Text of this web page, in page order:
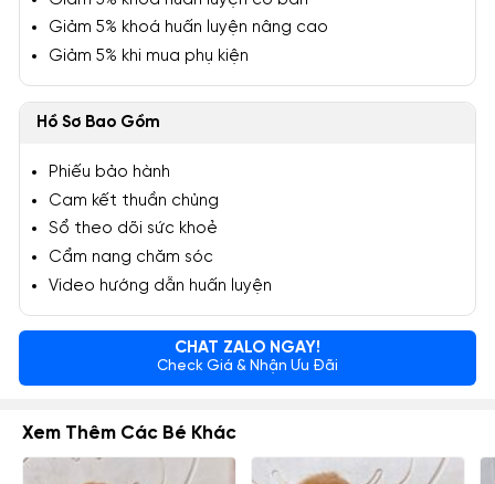
Giảm 5% khoá huấn luyện nâng cao
Giảm 5% khi mua phụ kiện
Hồ Sơ Bao Gồm
Phiếu bảo hành
Cam kết thuần chủng
Sổ theo dõi sức khoẻ
Cẩm nang chăm sóc
Video hướng dẫn huấn luyện
CHAT ZALO NGAY!
Check Giá & Nhận Ưu Đãi
Xem Thêm Các Bé Khác